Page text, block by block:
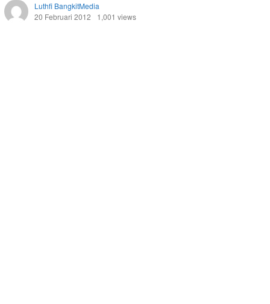
Luthfi BangkitMedia
20 Februari 2012
1,001 views